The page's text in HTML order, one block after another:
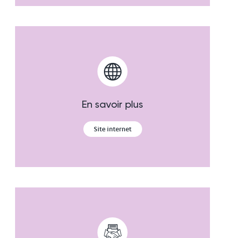
En savoir plus
Site internet